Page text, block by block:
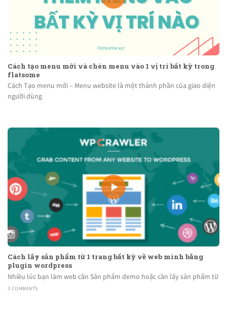
Cách tạo menu mới và chèn menu vào 1 vị trí bất kỳ trong
flatsome
Cách Tạo menu mới – Menu website là một thành phần của giao diện
người dùng
Cách lấy sản phẩm từ 1 trang bất kỳ về web mình bằng
plugin wordpress
Nhiều lúc bạn làm web cần Sản phẩm demo hoặc cần lấy sản phẩm từ
3 COMMENTS